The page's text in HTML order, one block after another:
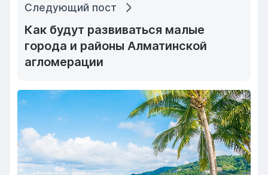
Следующий пост
Как будут развиваться малые
города и районы Алматинской
агломерации